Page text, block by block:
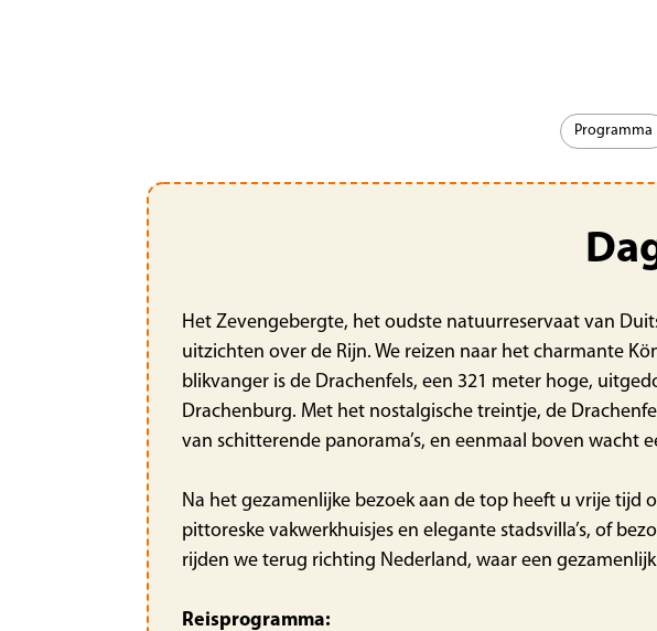
Programma
Het Zevengebergte, het oudste natuurreservaat van
uitzichten over de Rijn. We reizen naar het charmante
blikvanger is de Drachenfels, een 321 meter hoge,
Drachenburg. Met het nostalgische treintje, de
van schitterende panorama’s, en eenmaal boven
Na het gezamenlijke bezoek aan de top heeft u vrije
pittoreske vakwerkhuisjes en elegante stadsvilla’s, of
rijden we terug richting Nederland, waar een
Reisprogramma: